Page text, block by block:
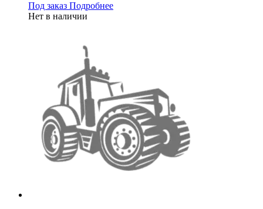
Под заказ Подробнее
Нет в наличии